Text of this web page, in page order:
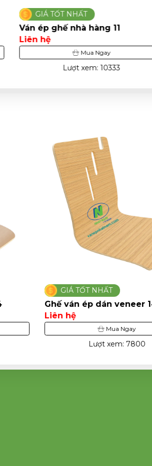
GIÁ TỐT NHẤT
Ván ép ghế nhà hàng 15
Liên hệ
Mua Ngay
Lượt xem: 8541
GIÁ TỐT NHẤT
Ghế ván ép dán veneer
Liên hệ
Mua Ngay
Lượt xem: 3904